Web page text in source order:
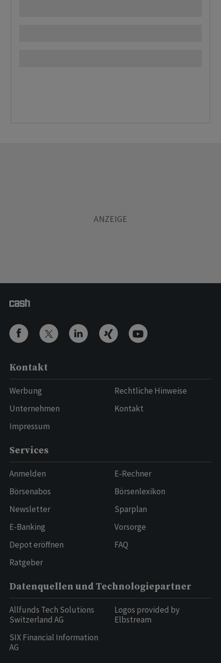
Kontakt
Werbung
Unternehmen
Impressum
Rechtliche Hinweise
Kontakt
Services
Anmelden
Börsenabos
Newsletter
E-Banking
Depot eröffnen
Ratgeber
E-Rechner
Börsenlexikon
Sparplan
Vorsorge
FAQ
Datenquellen und Technologiepartner
Allfunds Tech Solutions
Switzerland AG
SIX Financial Information
AG
Logos provided by
Elbstream